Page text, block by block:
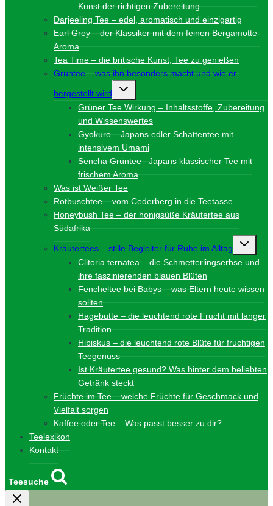
Kunst der richtigen Zubereitung
Darjeeling Tee – edel, aromatisch und einzigartig
Earl Grey – der Klassiker mit dem feinen Bergamotte-
Aroma
Tea Time – die britische Kunst, Tee zu genießen
Grüntee – was ihn besonders macht und wie er
hergestellt wird
Untermenü
umschalten
Grüner Tee Wirkung – Inhaltsstoffe, Zubereitung
und Wissenswertes
Gyokuro – Japans edler Schattentee mit
intensivem Umami
Sencha Grüntee– Japans klassischer Tee mit
frischem Aroma
Was ist Weißer Tee
Rotbuschtee – vom Cederberg in die Teetasse
Honeybush Tee – der honigsüße Kräutertee aus
Südafrika
Kräutertees – stille Begleiter für Ruhe im Alltag
Clitoria ternatea – die Schmetterlingserbse und
ihre faszinierenden blauen Blüten
Fencheltee bei Babys – was Eltern heute wissen
sollten
Hagebutte – die leuchtend rote Frucht mit langer
Tradition
Hibiskus – die leuchtend rote Blüte für fruchtigen
Teegenuss
Ist Kräutertee gesund? Was hinter dem beliebten
Getränk steckt
Früchte im Tee – welche Früchte für Geschmack und
Vielfalt sorgen
Kaffee oder Tee – Was passt besser zu dir?
Teelexikon
Kontakt
Teesuche